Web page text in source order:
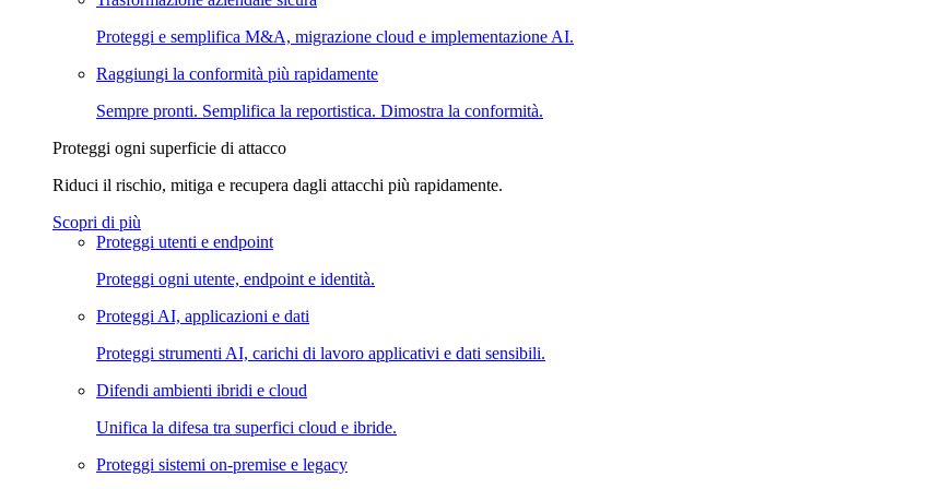
Proteggi e semplifica M&A, migrazione cloud e implementazione AI.
Raggiungi la conformità più rapidamente
Sempre pronti. Semplifica la reportistica. Dimostra la conformità.
Proteggi ogni superficie di attacco
Riduci il rischio, mitiga e recupera dagli attacchi più rapidamente.
Scopri di più
Proteggi utenti e endpoint
Proteggi ogni utente, endpoint e identità.
Proteggi AI, applicazioni e dati
Proteggi strumenti AI, carichi di lavoro applicativi e dati sensibili.
Difendi ambienti ibridi e cloud
Unifica la difesa tra superfici cloud e ibride.
Proteggi sistemi on-premise e legacy